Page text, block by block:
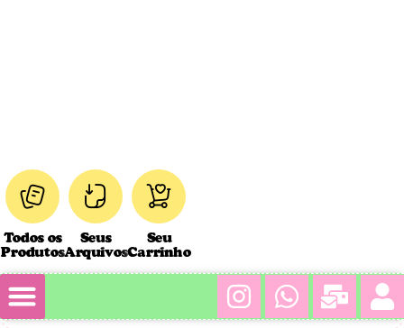
Todos os
Produtos
Seus
Arquivos
Seu
Carrinho